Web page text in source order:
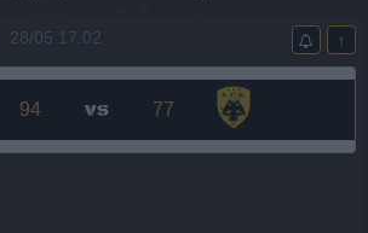
28/05 17:02 ↑
94 77